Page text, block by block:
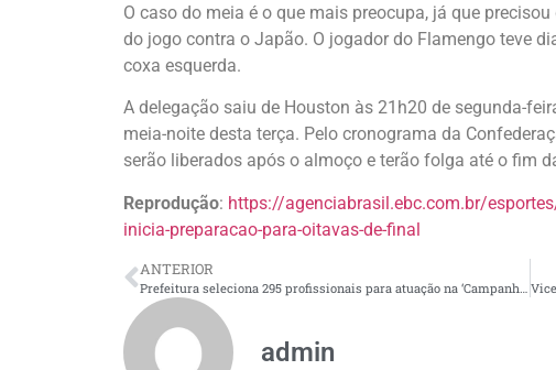
O caso do meia é o que mais preocupa, já que
do jogo contra o Japão. O jogador do Flamengo teve
coxa esquerda.
A delegação saiu de Houston às 21h20 de segunda-
meia-noite desta terça. Pelo cronograma da
serão liberados após o almoço e terão folga até o fim
Reprodução: https://agenciabrasil.ebc.com.br/
inicia-preparacao-para-oitavas-de-final
ANTERIOR
Prefeitura seleciona 295 profissionais para atuação na ‘Campanha de Vacinação Antirrábica Animal de 2026’
admin